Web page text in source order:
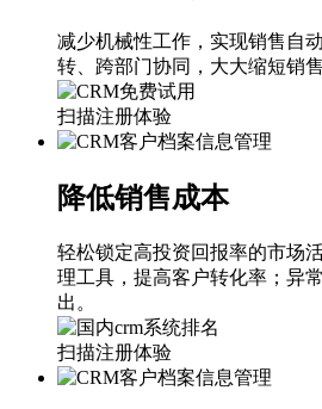
减少机械性工作，实现销售自
转、跨部门协同，大大缩短销
扫描注册体验
降低销售成本
轻松锁定高投资回报率的市场
理工具，提高客户转化率；异
出。
扫描注册体验